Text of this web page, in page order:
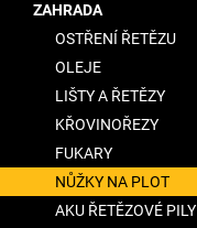
ZAHRADA
OSTŘENÍ ŘETĚZU
OLEJE
LIŠTY A ŘETĚZY
KŘOVINOŘEZY
FUKARY
NŮŽKY NA PLOT
AKU ŘETĚZOVÉ PILY